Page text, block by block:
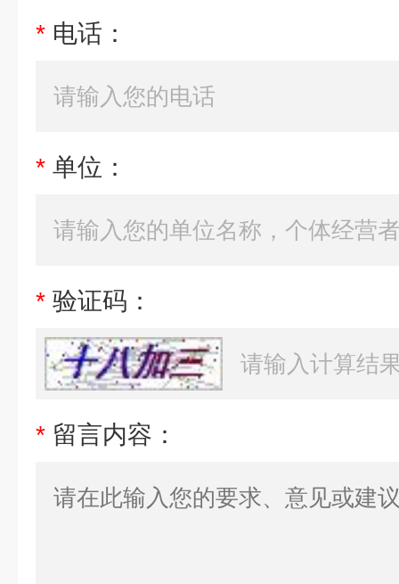
* 电话：
* 单位：
* 验证码：
* 留言内容：